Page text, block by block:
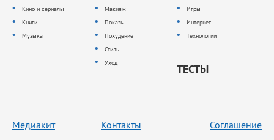
Кино и сериалы
Книги
Музыка
Макияж
Показы
Похудение
Стиль
Уход
Игры
Интернет
Технологии
ТЕСТЫ
Медиакит Контакты Соглашение